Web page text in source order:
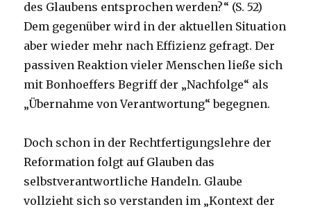
des Glaubens entsprochen werden?“ (S. 52)
Dem gegenüber wird in der aktuellen Situation
aber wieder mehr nach Effizienz gefragt. Der
passiven Reaktion vieler Menschen ließe sich
mit Bonhoeffers Begriff der „Nachfolge“ als
„Übernahme von Verantwortung“ begegnen.
Doch schon in der Rechtfertigungslehre der
Reformation folgt auf Glauben das
selbstverantwortliche Handeln. Glaube
vollzieht sich so verstanden im „Kontext der